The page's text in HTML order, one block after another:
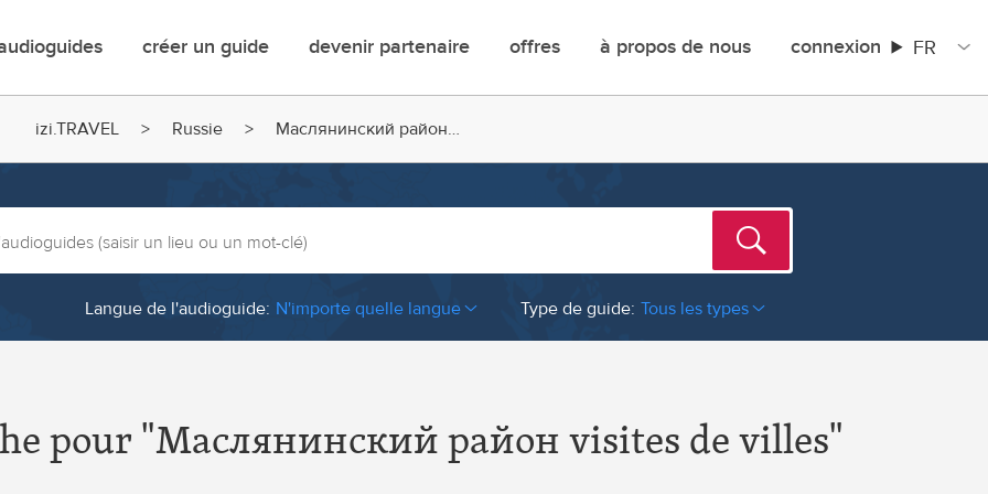
créer un guide devenir partenaire offres à propos de nous connexion FR
izi.TRAVEL Russie Маслянинский район…
Langue de l'audioguide: N'importe quelle langue Type de guide: Tous les types
Cambodge
Croatie
pour "Маслянинский район visites de villes"